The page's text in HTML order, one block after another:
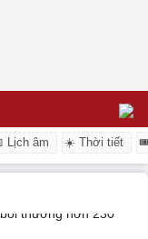
Lịch âm ☀️ Thời tiết